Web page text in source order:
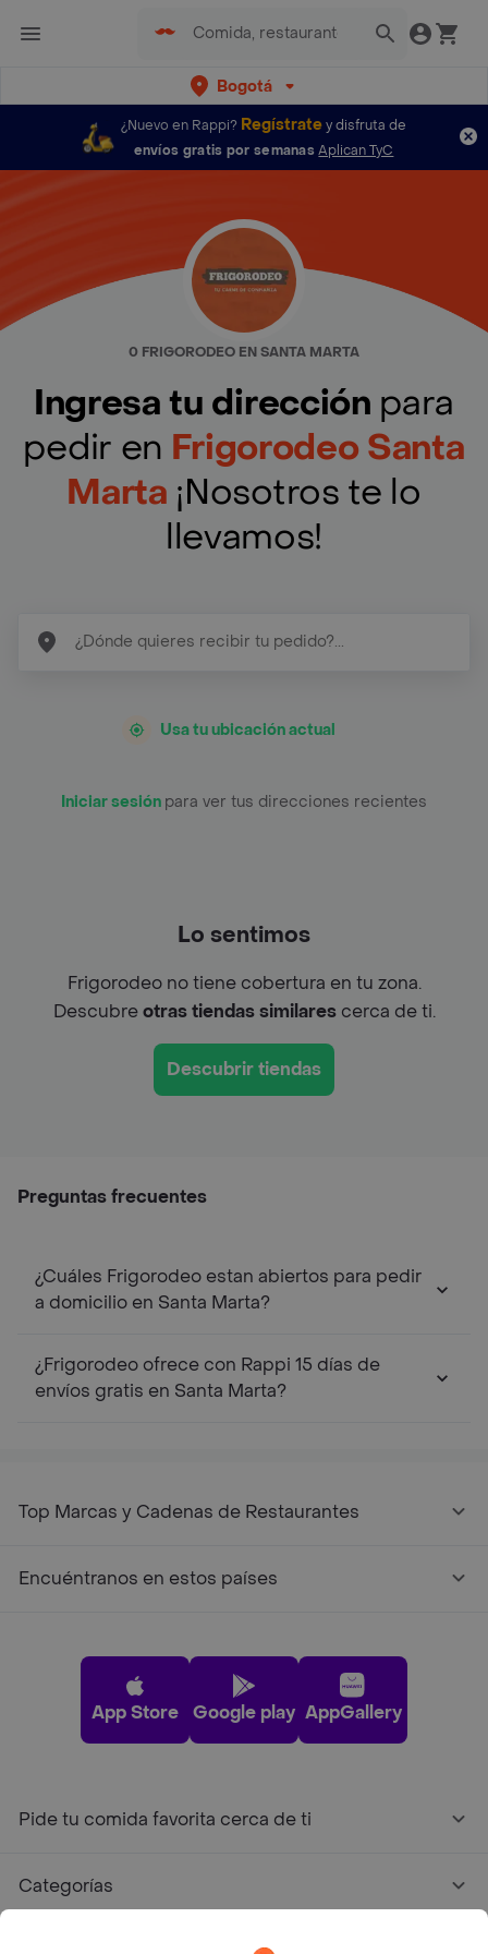
Bogotá
¿Nuevo en Rappi? Regístratey disfruta de
envíos gratis por semanas Aplican TyC
0 FRIGORODEO EN SANTA MARTA
Ingresa tu dirección para
pedir en Frigorodeo Santa
Marta ¡Nosotros te lo
llevamos!
Usa tu ubicación actual
Iniciar sesión para ver tus direcciones recientes
Lo sentimos
Frigorodeo no tiene cobertura en tu zona.
Descubreotras tiendas similarescerca de ti.
Descubrir tiendas
Preguntas frecuentes
¿Cuáles Frigorodeo estan abiertos para pedir
a domicilio en Santa Marta?
¿Frigorodeo ofrece con Rappi 15 días de
envíos gratis en Santa Marta?
Top Marcas y Cadenas de Restaurantes
Encuéntranos en estos países
App Store Google play AppGallery
Pide tu comida favorita cerca de ti
Categorías